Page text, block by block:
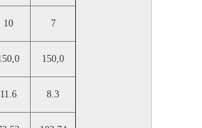
10 7
150,0
11.6 8.3